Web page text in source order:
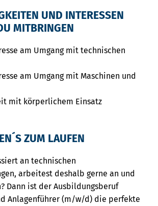
UND INTERESSEN
MITBRINGEN
am Umgang mit technischen
am Umgang mit Maschinen und
körperlichem Einsatz
ZUM LAUFEN
an technischen
arbeitest deshalb gerne an und
Dann ist der Ausbildungsberuf
Anlagenführer (m/w/d) die perfekte